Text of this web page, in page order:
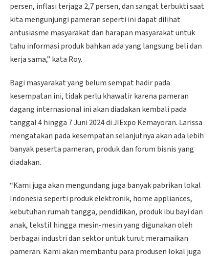
persen, inflasi terjaga 2,7 persen, dan sangat terbukti saat
kita mengunjungi pameran seperti ini dapat dilihat
antusiasme masyarakat dan harapan masyarakat untuk
tahu informasi produk bahkan ada yang langsung beli dan
kerja sama,” kata Roy.
Bagi masyarakat yang belum sempat hadir pada
kesempatan ini, tidak perlu khawatir karena pameran
dagang internasional ini akan diadakan kembali pada
tanggal 4 hingga 7 Juni 2024 di JIExpo Kemayoran. Larissa
mengatakan pada kesempatan selanjutnya akan ada lebih
banyak peserta pameran, produk dan forum bisnis yang
diadakan.
“Kami juga akan mengundang juga banyak pabrikan lokal
Indonesia seperti produk elektronik, home appliances,
kebutuhan rumah tangga, pendidikan, produk ibu bayi dan
anak, tekstil hingga mesin-mesin yang digunakan oleh
berbagai industri dan sektor untuk turut meramaikan
pameran. Kami akan membantu para produsen lokal juga